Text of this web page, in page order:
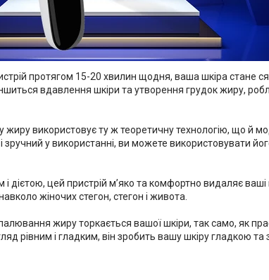
протягом 15-20 хвилин щодня, ваша шкіра стане
вдавлення шкіри та утворення грудок жиру,
використовує ту ж теоретичну технологію, що й
зручний у використанні, ви можете використовувати
дієтою, цей пристрій м’яко та комфортно видаляє ваші
жіночих стегон, стегон і живота.
жиру торкається вашої шкіри, так само, як
рівним і гладким, він зробить вашу шкіру гладкою